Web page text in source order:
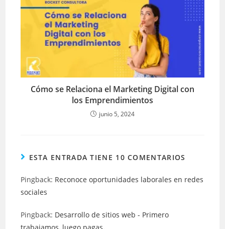
Cómo se Relaciona el Marketing Digital con
los Emprendimientos
junio 5, 2024
ESTA ENTRADA TIENE 10 COMENTARIOS
Pingback: Reconoce oportunidades laborales en redes
sociales
Pingback: Desarrollo de sitios web - Primero